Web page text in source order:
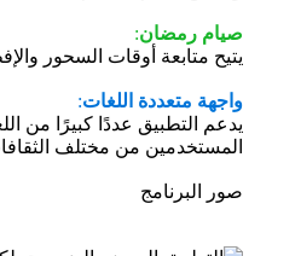
صيام رمضان:
يتيح متابعة أوقات السحور
واجهة متعددة اللغات:
يدعم التطبيق عددًا كبيرًا من
المستخدمين من مختلف
صور البرنامج